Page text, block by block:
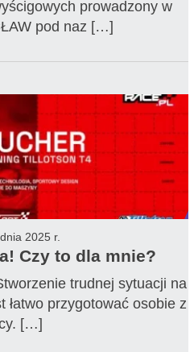
prowadzony w
pod naz […]
2025 r.
Czy to dla mnie?
trudnej sytuacji na
łatwo przygotować osobie z
[…]